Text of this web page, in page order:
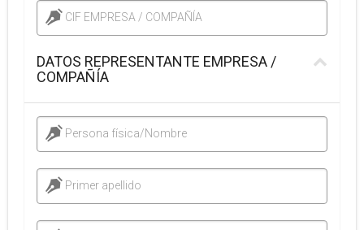
CIF EMPRESA / COMPAÑÍA
DATOS REPRESENTANTE EMPRESA /
COMPAÑÍA
Persona física/Nombre
Primer apellido